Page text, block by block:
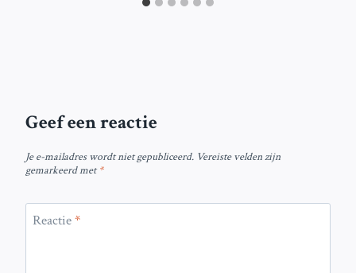
Geef een reactie
Je e-mailadres wordt niet gepubliceerd. Vereiste velden zijn
gemarkeerd met*
Reactie*